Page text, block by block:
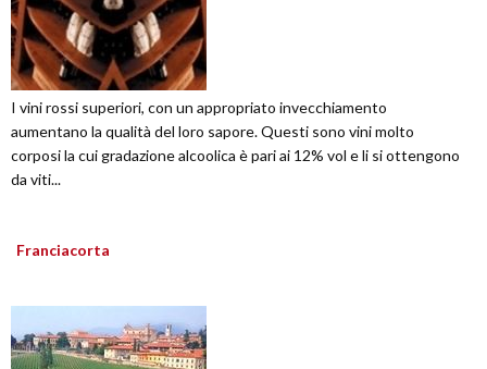
I vini rossi superiori, con un appropriato invecchiamento
aumentano la qualità del loro sapore. Questi sono vini molto
corposi la cui gradazione alcoolica è pari ai 12% vol e li si ottengono
da viti...
Franciacorta